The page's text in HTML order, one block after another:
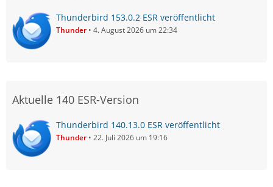
Thunderbird 153.0.2 ESR veröffentlicht
Thunder 4. August 2026 um 22:34
Aktuelle 140 ESR-Version
Thunderbird 140.13.0 ESR veröffentlicht
Thunder 22. Juli 2026 um 19:16